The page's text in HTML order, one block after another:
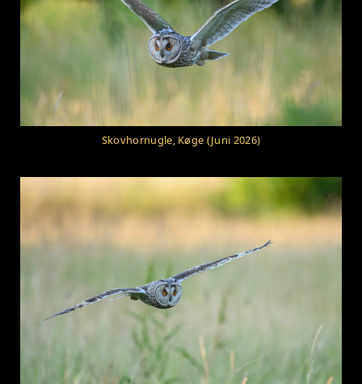
Skovhornugle, Køge (Juni 2026)